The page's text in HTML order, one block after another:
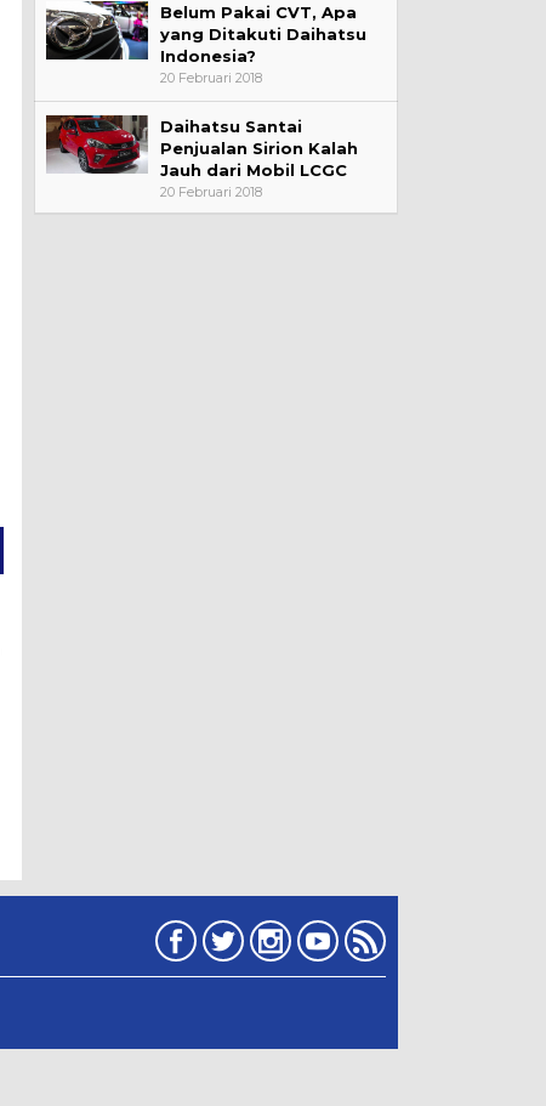
Belum Pakai CVT, Apa
yang Ditakuti Daihatsu
Indonesia?
20 Februari 2018
Daihatsu Santai
Penjualan Sirion Kalah
Jauh dari Mobil LCGC
20 Februari 2018